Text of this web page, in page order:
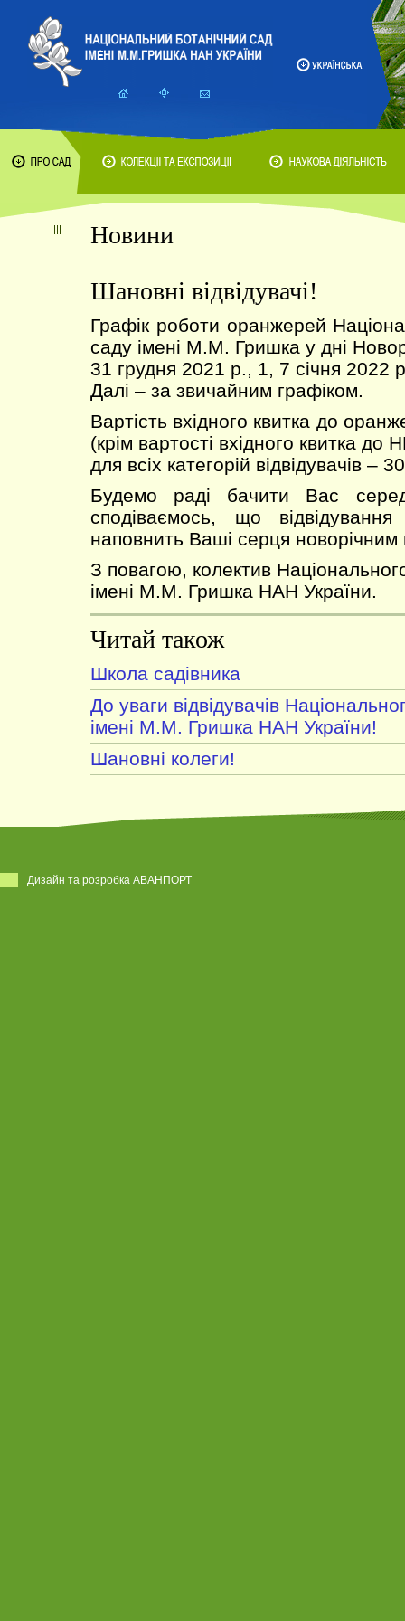
Новини
Шановні відвідувачі!
Графік роботи оранжерей
саду імені М.М. Гришка у дні
31 грудня 2021 р., 1, 7 січня 2022
Далі – за звичайним графіком.
Вартість вхідного квитка до
(крім вартості вхідного квитка до
для всіх категорій відвідувачів –
Будемо раді бачити Вас
сподіваємось, що
наповнить Ваші серця
З повагою, колектив
імені М.М. Гришка НАН України.
Читай також
Школа садівника
До уваги відвідувачів
імені М.М. Гришка НАН України!
Шановні колеги!
Дизайн та розробка АВАНПОРТ